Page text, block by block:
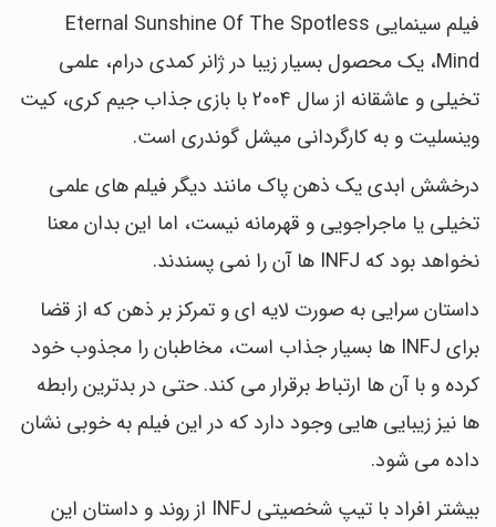
فیلم سینمایی Eternal Sunshine Of The Spotless
Mind، یک محصول بسیار زیبا در ژانر کمدی درام، علمی
تخیلی و عاشقانه از سال 2004 با بازی جذاب جیم کری، کیت
وینسلیت و به کارگردانی میشل گوندری است.
درخشش ابدی یک ذهن پاک مانند دیگر فیلم های علمی
تخیلی یا ماجراجویی و قهرمانه نیست، اما این بدان معنا
نخواهد بود که INFJ ها آن را نمی پسندند.
داستان سرایی به صورت لایه ای و تمرکز بر ذهن که از قضا
برای INFJ ها بسیار جذاب است، مخاطبان را مجذوب خود
کرده و با آن ها ارتباط برقرار می کند. حتی در بدترین رابطه
ها نیز زیبایی هایی وجود دارد که در این فیلم به خوبی نشان
داده می شود.
بیشتر افراد با تیپ شخصیتی INFJ از روند و داستان این